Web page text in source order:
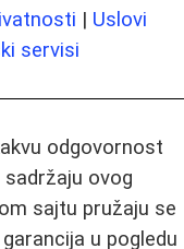
| Uslovi
servisi
odgovornost
ovog
sajtu pružaju se
u pogledu